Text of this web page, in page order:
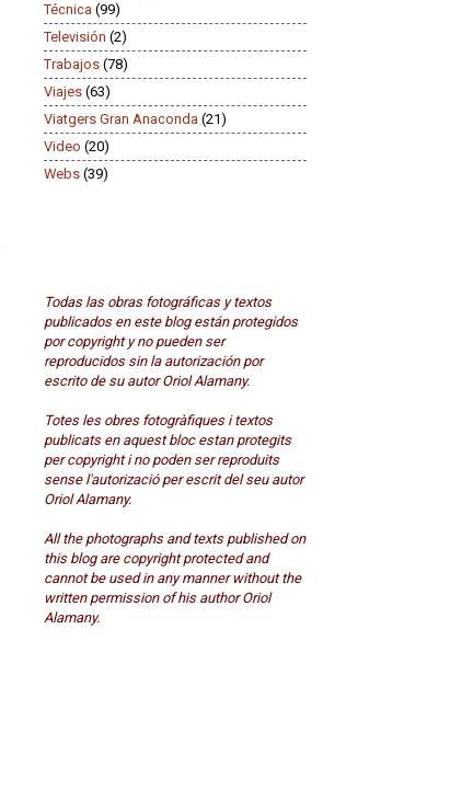
Técnica (99)
Televisión (2)
Trabajos (78)
Viajes (63)
Viatgers Gran Anaconda (21)
Video (20)
Webs (39)
Todas las obras fotográficas y textos
publicados en este blog están protegidos
por copyright y no pueden ser
reproducidos sin la autorización por
escrito de su autor Oriol Alamany.
Totes les obres fotogràfiques i textos
publicats en aquest bloc estan protegits
per copyright i no poden ser reproduits
sense l'autorizació per escrit del seu autor
Oriol Alamany.
All the photographs and texts published on
this blog are copyright protected and
cannot be used in any manner without the
written permission of his author Oriol
Alamany.